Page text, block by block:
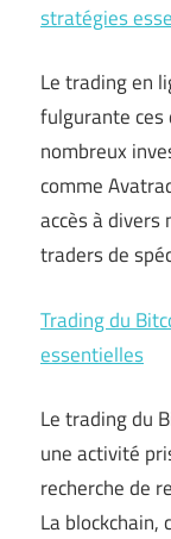
stratégies
Le trading en
fulgurante
nombreux
comme
accès à
traders de
Trading du
essentielles
Le trading du
une activité
recherche de
La